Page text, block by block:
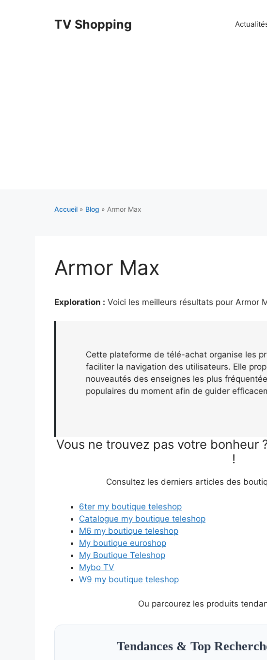
TV Shopping
Accueil » Blog » Armor Max
Armor Max
Exploration : Voici les meilleurs résultats pour Armor
Cette plateforme de télé-achat organise les
faciliter la navigation des utilisateurs. Elle
nouveautés des enseignes les plus
populaires du moment afin de guider
Vous ne trouvez pas votre bonheur
!
Consultez les derniers articles des
6ter my boutique teleshop
Catalogue my boutique teleshop
M6 my boutique teleshop
My boutique euroshop
My Boutique Teleshop
Mybo TV
W9 my boutique teleshop
Ou parcourez les produits
Tendances & Top